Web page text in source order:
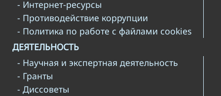
- Интернет-ресурсы
- Противодействие коррупции
- Политика по работе с файлами cookies
ДЕЯТЕЛЬНОСТЬ
- Научная и экспертная деятельность
- Гранты
- Диссоветы